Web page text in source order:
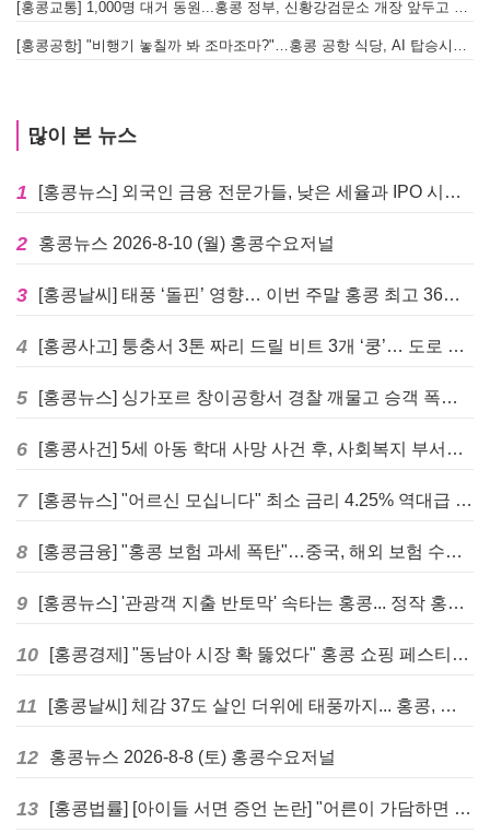
[홍콩교통] 1,000명 대거 동원...홍콩 정부, 신황강검문소 개장 앞두고 실전 훈련 돌입
[홍콩공항] "비행기 놓칠까 봐 조마조마?"…홍콩 공항 식당, AI 탑승시간 계산해 메뉴 추천해 준다
많이 본 뉴스
1 [홍콩뉴스] 외국인 금융 전문가들, 낮은 세율과 IPO 시장 회복에 홍콩으로 '대거 복귀'
2 홍콩뉴스 2026-8-10 (월) 홍콩수요저널
3 [홍콩날씨] 태풍 ‘돌핀’ 영향… 이번 주말 홍콩 최고 36도 폭염 비상
4 [홍콩사고] 퉁충서 3톤 짜리 드릴 비트 3개 ‘쿵’… 도로 파손·교통 마비
5 [홍콩뉴스] 싱가포르 창이공항서 경찰 깨물고 승객 폭행한 홍콩 모자, 결국 감옥행
6 [홍콩사건] 5세 아동 학대 사망 사건 후, 사회복지 부서에 내부 검토 및 교육 강화 촉구
7 [홍콩뉴스] "어르신 모십니다" 최소 금리 4.25% 역대급 혜택, 홍콩 실버채권 발행
8 [홍콩금융] "홍콩 보험 과세 폭탄"…중국, 해외 보험 수익에 20% 세금 부과로 관련주 급락
9 [홍콩뉴스] '관광객 지출 반토막' 속타는 홍콩... 정작 홍콩인들은 지갑 들고 해외로?
10 [홍콩경제] "동남아 시장 확 뚫었다" 홍콩 쇼핑 페스티벌, 매출 대박 행진
11 [홍콩날씨] 체감 37도 살인 더위에 태풍까지... 홍콩, 주말 내내 '초비상'
12 홍콩뉴스 2026-8-8 (토) 홍콩수요저널
13 [홍콩법률] [아이들 서면 증언 논란] "어른이 가담하면 왜곡된다"… 홍콩 변호사회, 정부 성범죄법 개정안에 제동